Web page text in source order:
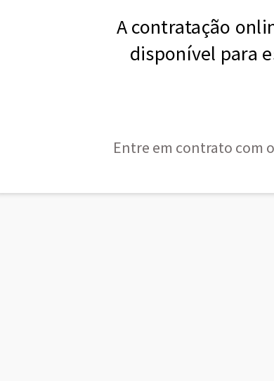
A contratação
disponível para
Entre em contrato com